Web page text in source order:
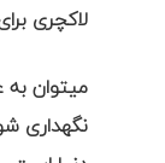
لاکچری
میتوان به
نگهداری